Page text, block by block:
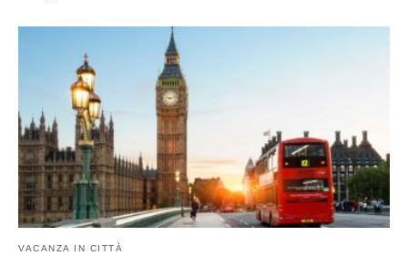
VACANZA IN CITTÀ